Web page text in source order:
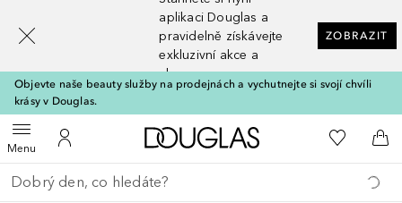
aplikaci Douglas a
pravidelně získávejte
exkluzivní akce a
slevy
ZOBRAZIT
Objevte naše beauty služby na prodejnách a vychutnejte si svojí chvíli
krásy v Douglas.
MenuOtevřít menuK mému účtu
Domů K mému
Do
Vraťte se
Proveďte vyhledávání
[navigation.slideout.screenreader]